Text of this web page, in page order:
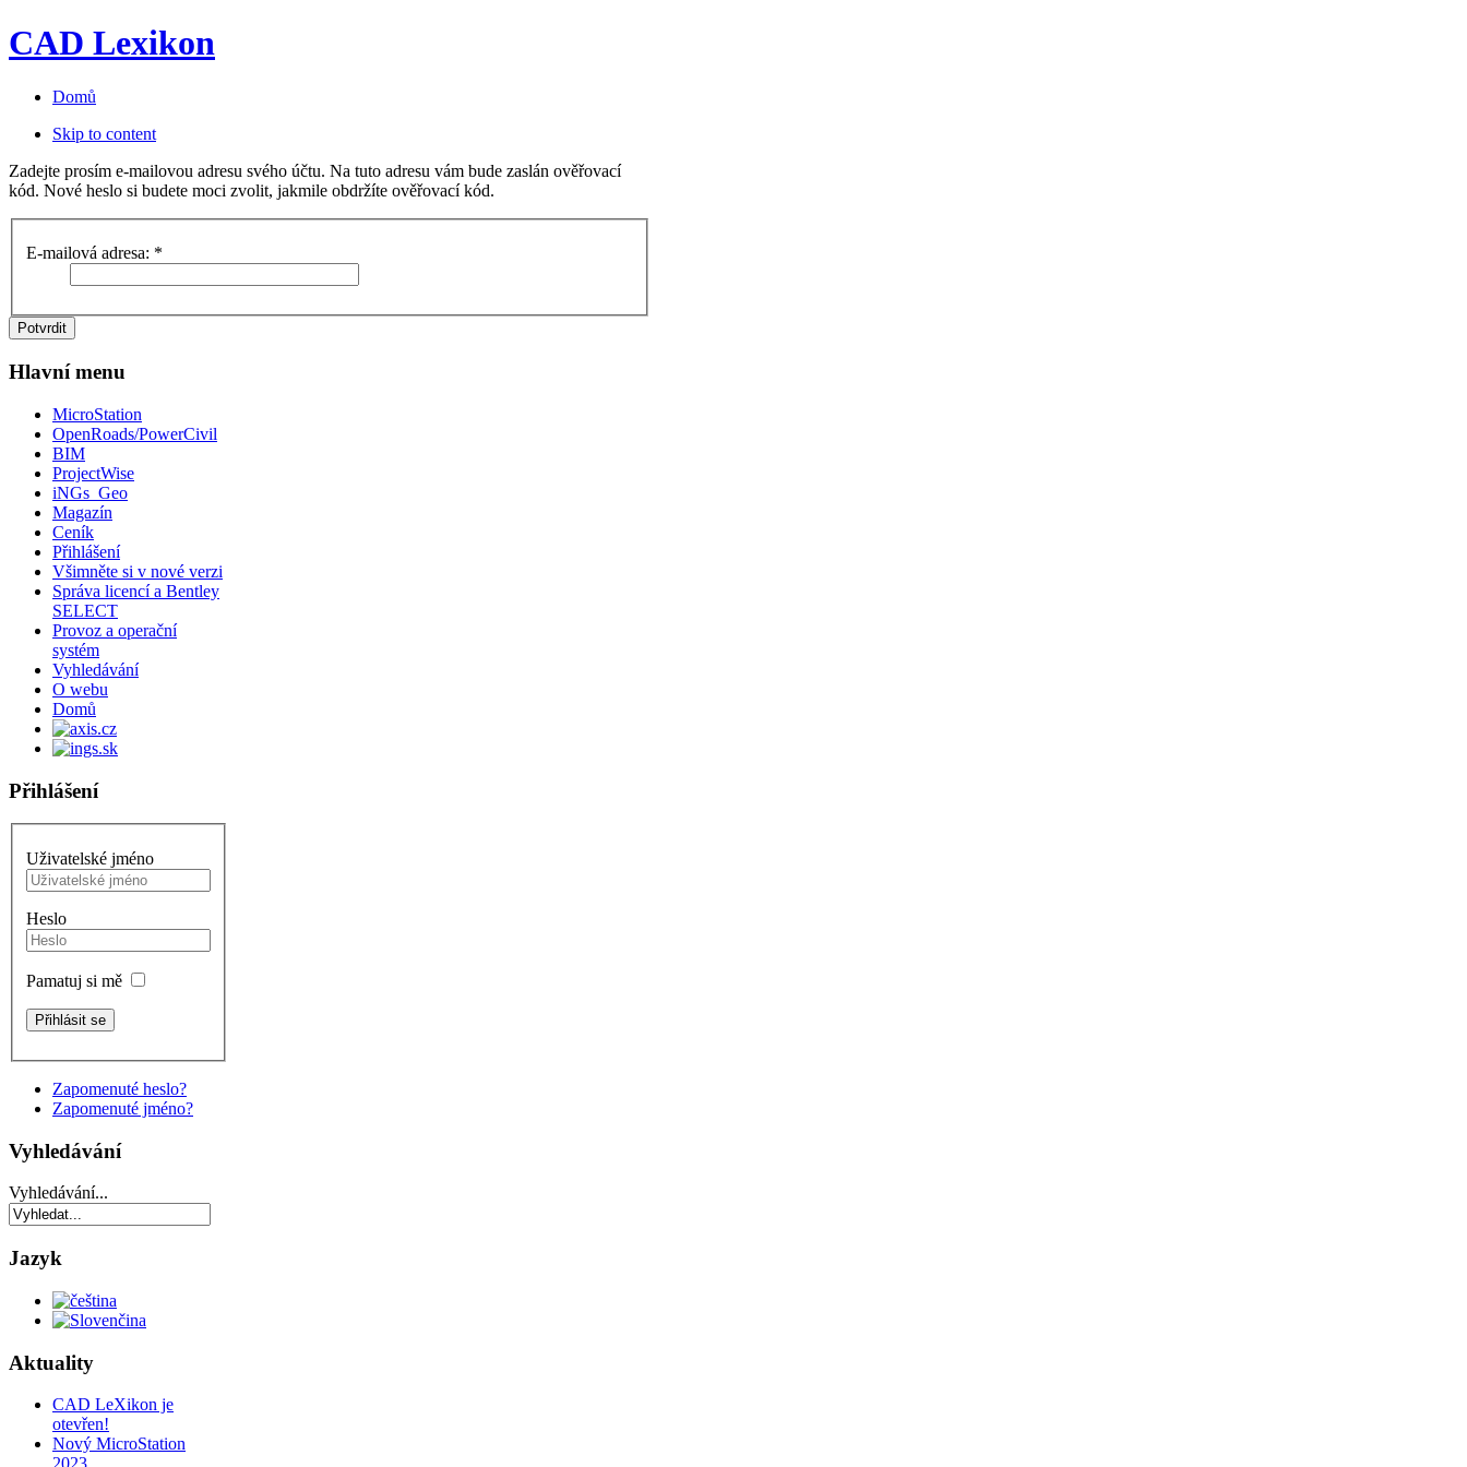
CAD Lexikon
Domů
Skip to content
Zadejte prosím e-mailovou adresu svého účtu. Na tuto adresu vám bude zaslán ověřovací
kód. Nové heslo si budete moci zvolit, jakmile obdržíte ověřovací kód.
E-mailová adresa: *
Potvrdit
Hlavní menu
MicroStation
OpenRoads/PowerCivil
BIM
ProjectWise
iNGs_Geo
Magazín
Ceník
Přihlášení
Všimněte si v nové verzi
Správa licencí a Bentley
SELECT
Provoz a operační
systém
Vyhledávání
O webu
Domů
Přihlášení
Uživatelské jméno
Heslo
Pamatuj si mě
Zapomenuté heslo?
Zapomenuté jméno?
Vyhledávání
Vyhledávání...
Jazyk
Aktuality
CAD LeXikon je
otevřen!
Nový MicroStation